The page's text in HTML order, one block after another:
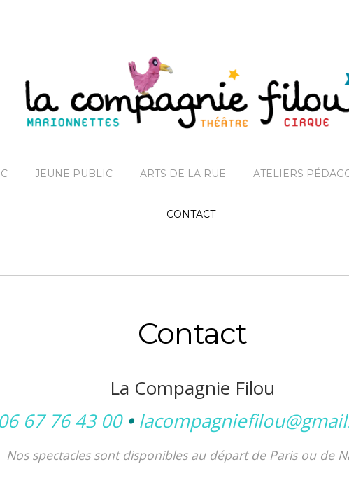
JEUNE PUBLIC ARTS DE LA RUE ATELIERS
CONTACT
Contact
La Compagnie Filou
06 67 76 43 00 •
Nos spectacles sont disponibles au départ de Paris ou de